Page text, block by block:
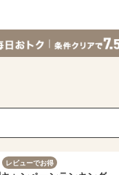
レビューでお得